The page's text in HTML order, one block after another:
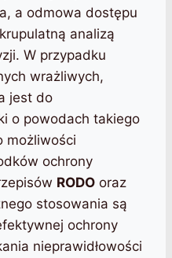
a odmowa dostępu
analizą
W przypadku
wrażliwych,
jest do
o powodach takiego
możliwości
ochrony
RODO oraz
stosowania są
ochrony
nieprawidłowości